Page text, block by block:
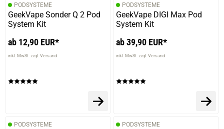
PODSYSTEME
GeekVape Sonder Q 2 Pod
System Kit
ab 12,90 EUR*
inkl. MwSt. zzgl. Versand
PODSYSTEME
GeekVape DIGI Max Pod
System Kit
ab 39,90 EUR*
inkl. MwSt. zzgl. Versand
PODSYSTEME PODSYSTEME